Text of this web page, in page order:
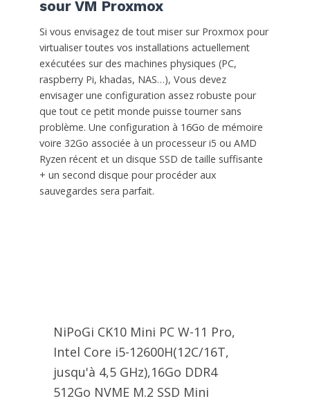
sour VM Proxmox
Si vous envisagez de tout miser sur Proxmox pour
virtualiser toutes vos installations actuellement
exécutées sur des machines physiques (PC,
raspberry Pi, khadas, NAS…), Vous devez
envisager une configuration assez robuste pour
que tout ce petit monde puisse tourner sans
problème. Une configuration à 16Go de mémoire
voire 32Go associée à un processeur i5 ou AMD
Ryzen récent et un disque SSD de taille suffisante
+ un second disque pour procéder aux
sauvegardes sera parfait.
NiPoGi CK10 Mini PC W-11 Pro,
Ιntel Core i5-12600H(12C/16T,
jusqu'à 4,5 GHz),16Go DDR4
512Go NVME M.2 SSD Mini